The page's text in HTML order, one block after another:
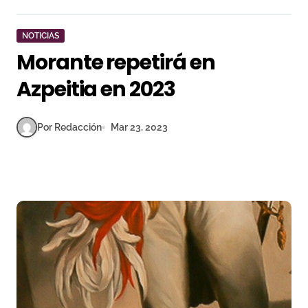
NOTICIAS
Morante repetirá en
Azpeitia en 2023
Por Redacción Mar 23, 2023